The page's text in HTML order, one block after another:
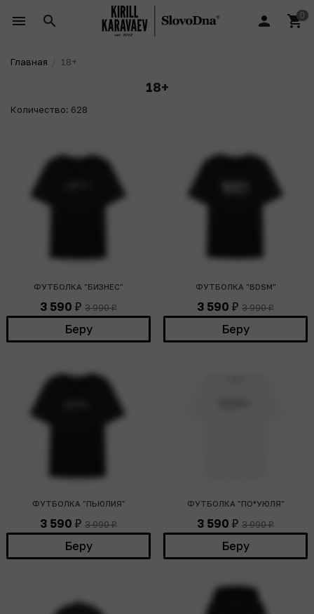
Главная 18+
18+
Количество: 628
ФУТБОЛКА "БИЗНЕС"
3 590 ₽ 3 990₽
Беру
ФУТБОЛКА "BDSM"
3 590 ₽ 3 990₽
Беру
ФУТБОЛКА "ПЬЮЛИЯ"
3 590 ₽ 3 990₽
Беру
ФУТБОЛКА "ПО*УЮЛЯ"
3 590 ₽ 3 990₽
Беру